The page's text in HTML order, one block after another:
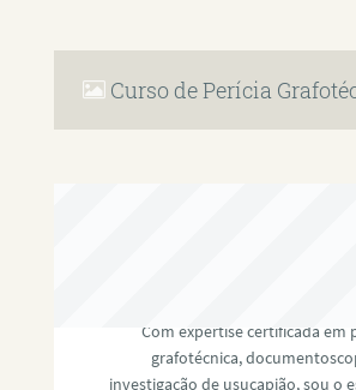
Curso de Perícia
Com expertise certificada em
grafotécnica,
investigação de usucapião, sou o